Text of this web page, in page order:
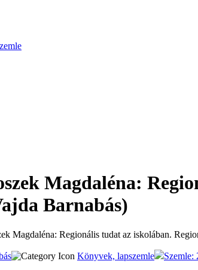
Magdaléna:
Barnabás)
Magdaléna: Regionális tudat az iskolában.
Könyvek, lapszemle Szemle: